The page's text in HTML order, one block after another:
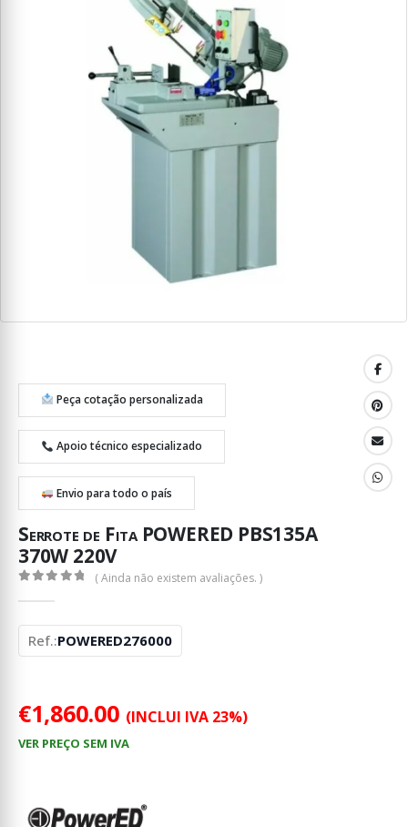
Peça cotação personalizada
Apoio técnico especializado
Envio para todo o país
Serrote de Fita POWERED PBS135A
370W 220V
( Ainda não existem avaliações. )
Ref.:POWERED276000
€1,860.00 (INCLUI IVA 23%)
VER PREÇO SEM IVA